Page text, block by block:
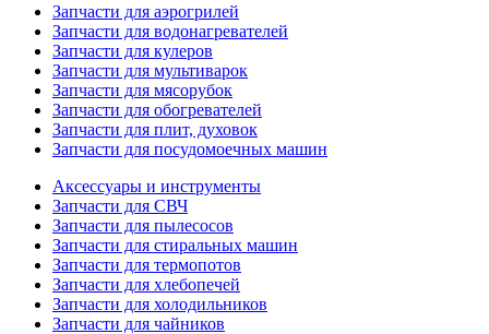
Запчасти для аэрогрилей
Запчасти для водонагревателей
Запчасти для кулеров
Запчасти для мультиварок
Запчасти для мясорубок
Запчасти для обогревателей
Запчасти для плит, духовок
Запчасти для посудомоечных машин
Аксессуары и инструменты
Запчасти для СВЧ
Запчасти для пылесосов
Запчасти для стиральных машин
Запчасти для термопотов
Запчасти для хлебопечей
Запчасти для холодильников
Запчасти для чайников